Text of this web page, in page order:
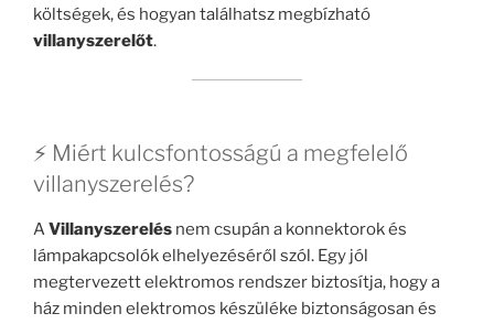
költségek, és hogyan találhatsz megbízható
villanyszerelőt.
⚡ Miért kulcsfontosságú a megfelelő
villanyszerelés?
AVillanyszerelés nem csupán a konnektorok és
lámpakapcsolók elhelyezéséről szól. Egy jól
megtervezett elektromos rendszer biztosítja, hogy a
ház minden elektromos készüléke biztonságosan és